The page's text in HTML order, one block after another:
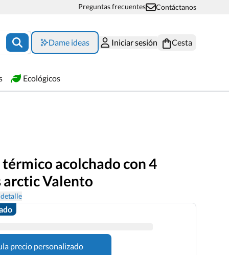
Preguntas frecuentes Contáctanos
Dame ideas Iniciar sesión Cesta
Ecológicos
acolchado con 4
Valento
precio personalizado